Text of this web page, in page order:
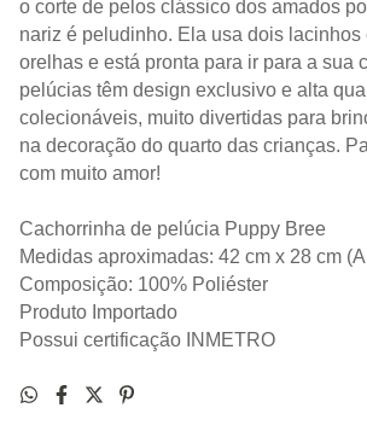
o corte de pelos clássico dos amados
nariz é peludinho. Ela usa dois lacinhos
orelhas e está pronta para ir para a sua
pelúcias têm design exclusivo e alta
colecionáveis, muito divertidas para
na decoração do quarto das crianças.
com muito amor!
Cachorrinha de pelúcia Puppy Bree
Medidas aproximadas: 42 cm x 28 cm
Composição: 100% Poliéster
Produto Importado
Possui certificação INMETRO